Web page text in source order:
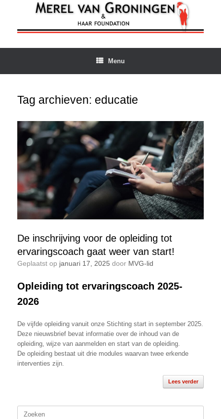
inhoud
Menu
Tag archieven: educatie
De inschrijving voor de opleiding tot
ervaringscoach gaat weer van start!
Geplaatst op januari 17, 2025 door MVG-lid
Opleiding tot ervaringscoach 2025-
2026
De vijfde opleiding vanuit onze Stichting start in september 2025.
Deze nieuwsbrief bevat informatie over de inhoud van de
opleiding, wijze van aanmelden en start van de opleiding.
De opleiding bestaat uit drie modules waarvan twee erkende
interventies zijn.
Lees verder